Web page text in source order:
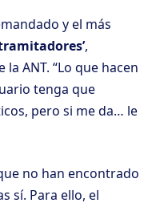
y el más
,
ANT. “Lo que hacen
tenga que
pero si me da… le
no han encontrado
sí. Para ello, el